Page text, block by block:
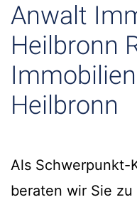
Anwalt
Heilbronn
Heilbronn
Als Schwerpunkt-
beraten wir Sie